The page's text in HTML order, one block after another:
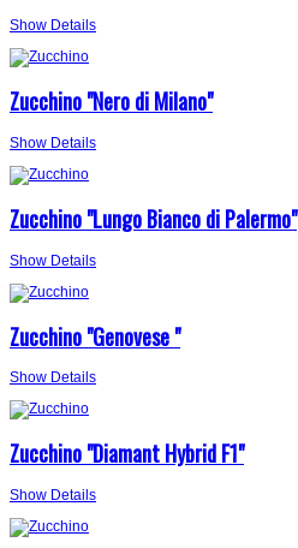
Show Details
Zucchino "Nero di Milano"
Show Details
Zucchino "Lungo Bianco di Palermo"
Show Details
Zucchino "Genovese "
Show Details
Zucchino "Diamant Hybrid F1"
Show Details